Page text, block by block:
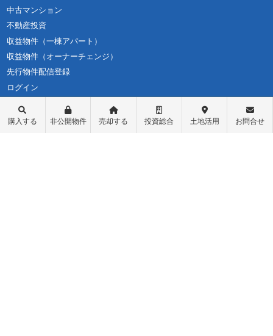
中古マンション
不動産投資
収益物件（一棟アパート）
収益物件（オーナーチェンジ）
先行物件配信登録
ログイン
購入する 非公開物件 売却する 投資総合 土地活用 お問合せ